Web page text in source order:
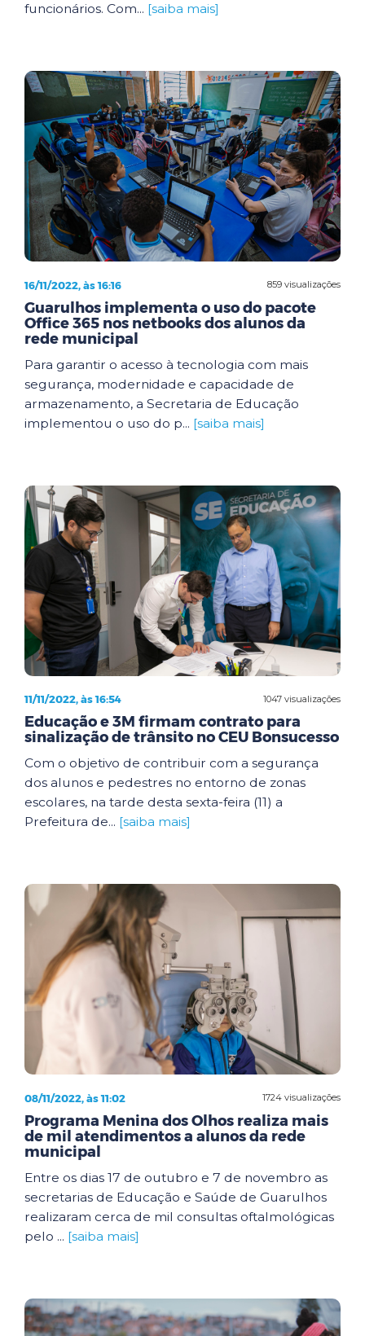
funcionários. Com... [saiba mais]
859 visualizações
16/11/2022, às 16:16
Guarulhos implementa o uso do pacote
Office 365 nos netbooks dos alunos da
rede municipal
Para garantir o acesso à tecnologia com mais
segurança, modernidade e capacidade de
armazenamento, a Secretaria de Educação
implementou o uso do p... [saiba mais]
1047 visualizações
11/11/2022, às 16:54
Educação e 3M firmam contrato para
sinalização de trânsito no CEU Bonsucesso
Com o objetivo de contribuir com a segurança
dos alunos e pedestres no entorno de zonas
escolares, na tarde desta sexta-feira (11) a
Prefeitura de... [saiba mais]
1724 visualizações
08/11/2022, às 11:02
Programa Menina dos Olhos realiza mais
de mil atendimentos a alunos da rede
municipal
Entre os dias 17 de outubro e 7 de novembro as
secretarias de Educação e Saúde de Guarulhos
realizaram cerca de mil consultas oftalmológicas
pelo ... [saiba mais]